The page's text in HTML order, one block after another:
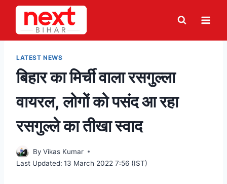
Skip
content
LATEST NEWS
बिहार का मिर्ची वाला रसगुल्ला
वायरल, लोगों को पसंद आ रहा
रसगुल्ले का तीखा स्वाद
By Vikas Kumar
Last Updated: 13 March 2022 7:56 (IST)